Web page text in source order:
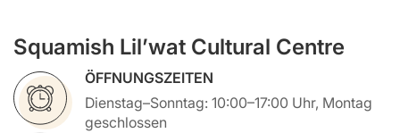
Squamish Lil’wat Cultural Centre
ÖFFNUNGSZEITEN
Dienstag–Sonntag: 10:00–17:00 Uhr, Montag
geschlossen